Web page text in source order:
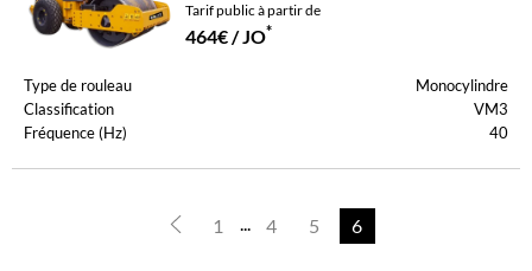
Tarif public à partir de
464€ / JO*
Type de rouleau
Monocylindre
Classification
VM3
Fréquence (Hz)
40
1 ... 4 5 6